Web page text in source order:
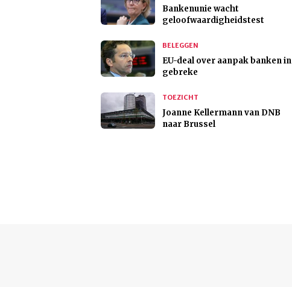
Bankenunie wacht
geloofwaardigheidstest
BELEGGEN
EU-deal over aanpak banken in
gebreke
TOEZICHT
Joanne Kellermann van DNB
naar Brussel